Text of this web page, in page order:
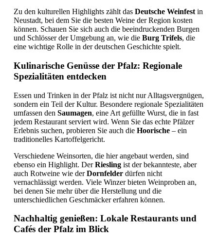
Zu den kulturellen Highlights zählt das Deutsche Weinfest in
Neustadt, bei dem Sie die besten Weine der Region kosten
können. Schauen Sie sich auch die beeindruckenden Burgen
und Schlösser der Umgebung an, wie die Burg Trifels, die
eine wichtige Rolle in der deutschen Geschichte spielt.
Kulinarische Genüsse der Pfalz: Regionale
Spezialitäten entdecken
Essen und Trinken in der Pfalz ist nicht nur Alltagsvergnügen,
sondern ein Teil der Kultur. Besondere regionale Spezialitäten
umfassen den Saumagen, eine Art gefüllte Wurst, die in fast
jedem Restaurant serviert wird. Wenn Sie das echte Pfälzer
Erlebnis suchen, probieren Sie auch die Hoorische – ein
traditionelles Kartoffelgericht.
Verschiedene Weinsorten, die hier angebaut werden, sind
ebenso ein Highlight. DerRiesling ist der bekannteste, aber
auch Rotweine wie derDornfelder dürfen nicht
vernachlässigt werden. Viele Winzer bieten Weinproben an,
bei denen Sie mehr über die Herstellung und die
unterschiedlichen Geschmäcker erfahren können.
Nachhaltig genießen: Lokale Restaurants und
Cafés der Pfalz im Blick